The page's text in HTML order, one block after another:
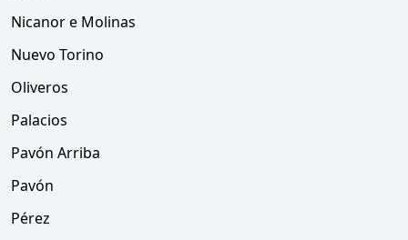
Nicanor e Molinas
Nuevo Torino
Oliveros
Palacios
Pavón Arriba
Pavón
Pérez